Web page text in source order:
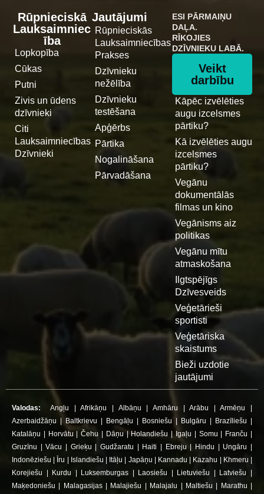
Rūpnieciskā
Lauksaimniec
ība
Lopkopība
Cūkas
Putni
Zivis un ūdens
dzīvnieki
Citi
Lauksaimniecības
Dzīvnieki
Jautājumi
Rūpnieciskās
Lauksaimniecības
Prakses
Dzīvnieku
nežēlība
Dzīvnieku
testēšana
Apģērbs
Pārtika
Nogalināšana
Pārvadāšana
ESI PĀRMAIŅU
DAĻA.
RĪKOJIES
DZĪVNIEKU LABĀ.
Veikt
darbību
Kāpēc izvēlēties
augu izcelsmes
pārtiku?
Kā izvēlēties augu
izcelsmes
pārtiku?
Vegānu
dokumentālās
filmas un kino
Vegānisms aiz
politikas
Vegānu mītu
atmaskošana
Ilgtspējīgs
Dzīvesveids
Veģetārieši
sportisti
Veģetāriska
skaistums
Bieži uzdotie
jautājumi
Valodas: Angļu |Afrikāņu Albāņu Amhāru |Arābu |Armēņu
Azerbaidžāņu
Baltkrievu Bengāļu Bosniešu Bulgāru Brazīliešu
Katalāņu
Horvātu |Čehu Dāņu| Holandiešu Igaļu Somu Franču
Gruzīnu |Vācu Grieķu |Gudžaratu Haiti Ebreju Hindu Ungāru
Indonēziešu
Īru Islandiešu Itāļu Japāņu Kannadu Kazahu Khmeru
Korejiešu
Kurdu Luksemburgas Laosiešu Lietuviešu Latviešu
Maķedoniešu
Malagasijas| Malajiešu Malajalu Maltiešu Marathu